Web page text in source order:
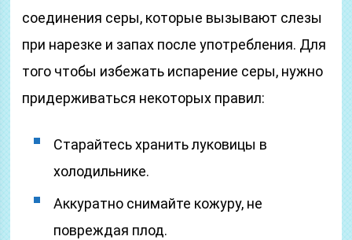
соединения серы, которые вызывают слезы
при нарезке и запах после употребления. Для
того чтобы избежать испарение серы, нужно
придерживаться некоторых правил:
Старайтесь хранить луковицы в
холодильнике.
Аккуратно снимайте кожуру, не
повреждая плод.